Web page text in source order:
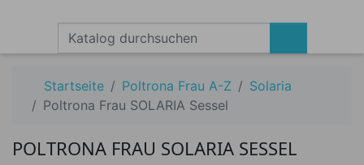
Startseite Poltrona Frau A-Z
Solaria
Poltrona Frau SOLARIA Sessel
POLTRONA FRAU SOLARIA SESSEL